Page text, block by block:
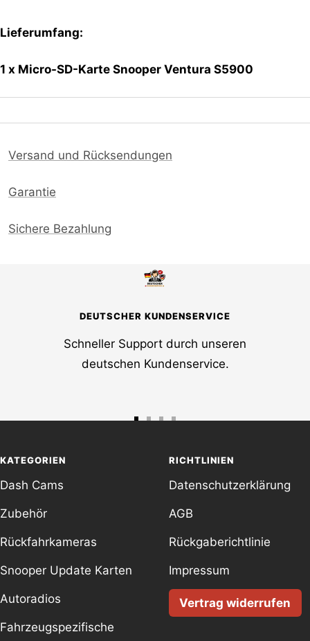
Lieferumfang:
1 x Micro-SD-Karte Snooper Ventura S5900
Versand und Rücksendungen
Garantie
Sichere Bezahlung
DEUTSCHER KUNDENSERVICE
Schneller Support durch unseren
deutschen Kundenservice.
gehengehen
4
gehen
KATEGORIEN
Dash Cams
Zubehör
Rückfahrkameras
Snooper Update Karten
Autoradios
Fahrzeugspezifische
RICHTLINIEN
Datenschutzerklärung
AGB
Rückgaberichtlinie
Impressum
Vertrag widerrufen